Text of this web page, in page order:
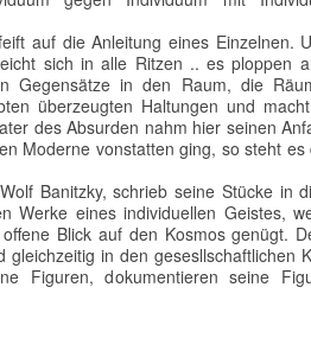
auf die Anleitung eines Einzelnen.
sich in alle Ritzen .. es ploppen
Gegensätze in den Raum, die
überzeugten Haltungen und
des Absurden nahm hier seinen
Moderne vonstatten ging, so steht
Banitzky, schrieb seine Stücke in
Werke eines individuellen Geistes,
Blick auf den Kosmos genügt.
gleichzeitig in den gesesllschaftlichen
Figuren, dokumentieren seine